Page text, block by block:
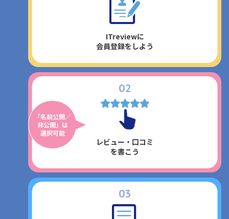
ITreviewに
会員登録をしよう
2
「名前公開／
非公開」は
選択可能
レビュー・口コミ
を書こう
3